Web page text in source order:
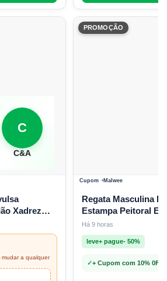
C
C&A
Xadrez
a qualquer
PROMOÇÃO
Cupom Malwee
Regata Masculina
Estampa Peitoral E
Malha Linho Verde
Há 9 horas
leve+ pague- 50%
✓+ Cupom com 10% 0FF